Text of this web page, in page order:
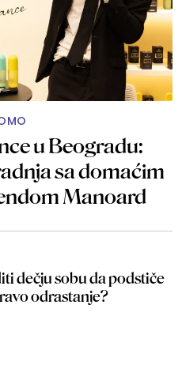
u Beogradu:
sa domaćim
Manoard
dečju sobu da podstiče
odrastanje?